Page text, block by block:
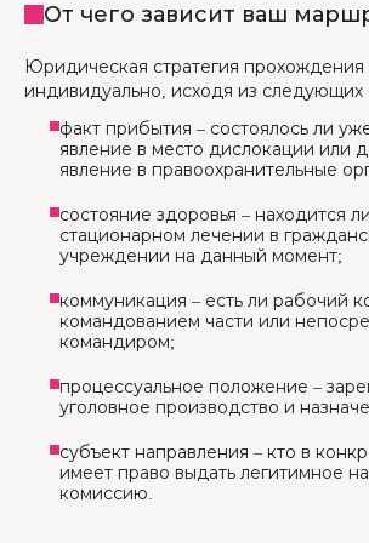
От чего зависит ваш
Юридическая стратегия
индивидуально, исходя из следующих
факт прибытия – состоялось ли
явление в место дислокации или
явление в правоохранительные
состояние здоровья – находится
стационарном лечении в
учреждении на данный момент;
коммуникация – есть ли рабочий
командованием части или
командиром;
процессуальное положение –
уголовное производство и
субъект направления – кто в
имеет право выдать легитимное
комиссию.